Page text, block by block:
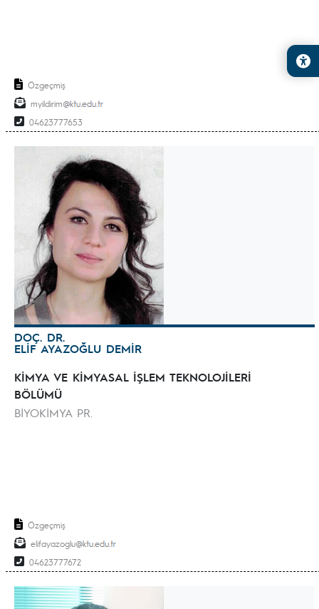
Özgeçmiş
myildirim
04623777653
DOÇ. DR.
ELİF AYAZOĞLU DEMİR
KİMYA VE KİMYASAL İŞLEM TEKNOLOJİLERİ
BÖLÜMÜ
BİYOKİMYA PR.
Özgeçmiş
elifayazoglu
04623777672